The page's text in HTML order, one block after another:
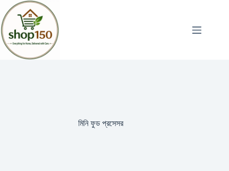
মিনি ফুড প্রসেসর